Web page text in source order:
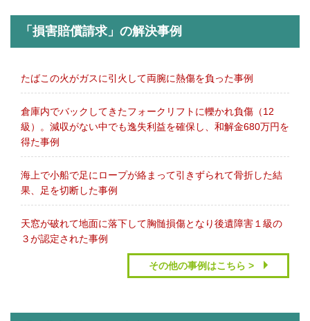
「損害賠償請求」の解決事例
たばこの火がガスに引火して両腕に熱傷を負った事例
倉庫内でバックしてきたフォークリフトに轢かれ負傷（12
級）。減収がない中でも逸失利益を確保し、和解金680万円を
得た事例
海上で小船で足にロープが絡まって引きずられて骨折した結
果、足を切断した事例
天窓が破れて地面に落下して胸髄損傷となり後遺障害１級の
３が認定された事例
その他の事例はこちら >